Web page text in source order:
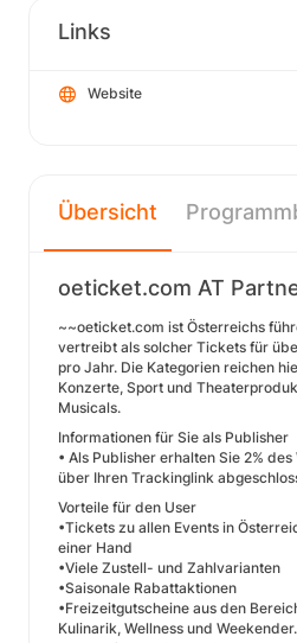
Links
Website
Übersicht
oeticket.com AT
~~oeticket.com ist Österreichs
vertreibt als solcher Tickets für
pro Jahr. Die Kategorien reichen
Konzerte, Sport und
Musicals.
Informationen für Sie als Publisher
• Als Publisher erhalten Sie 2%
über Ihren Trackinglink
Vorteile für den User
•Tickets zu allen Events in
einer Hand
•Viele Zustell- und Zahlvarianten
•Saisonale Rabattaktionen
•Freizeitgutscheine aus den
Kulinarik, Wellness und Weekender.